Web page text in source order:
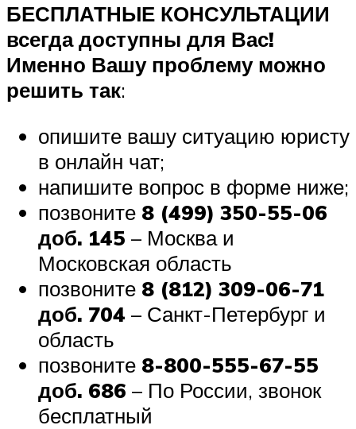
БЕСПЛАТНЫЕ КОНСУЛЬТАЦИИ
всегда доступны для Вас!
Именно Вашу проблему можно
решить так:
опишите вашу ситуацию юристу
в онлайн чат;
напишите вопрос в форме ниже;
позвоните 8 (499) 350-55-06
доб. 145 – Москва и
Московская область
позвоните 8 (812) 309-06-71
доб. 704 – Санкт-Петербург и
область
позвоните 8-800-555-67-55
доб. 686 – По России, звонок
бесплатный